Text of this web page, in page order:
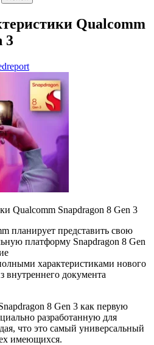
Qualcomm
3
планирует представить свою
платформу Snapdragon 8 Gen
характеристиками нового
внутреннего документа
8 Gen 3 как первую
разработанную для
что это самый универсальный
имеющихся.